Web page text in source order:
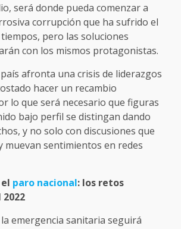
será donde pueda comenzar a
corrupción que ha sufrido el
pero las soluciones
con los mismos protagonistas.
afronta una crisis de liderazgos
hacer un recambio
lo que será necesario que figuras
bajo perfil se distingan dando
y no solo con discusiones que
muevan sentimientos en redes
paro nacional: los retos
emergencia sanitaria seguirá